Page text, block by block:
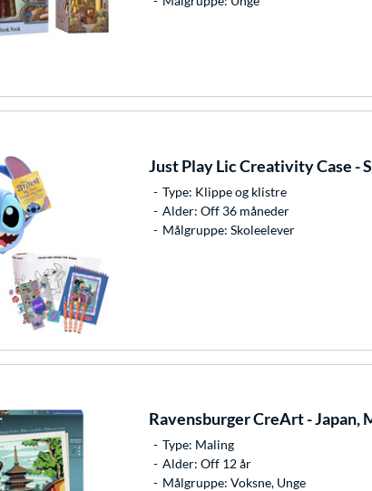
Just PlayLic Creativity Case -
Type: Klippe og klistre
Alder: Off 36 måneder
Målgruppe: Skoleelever
RavensburgerCreArt - Japan,
Type: Maling
Alder: Off 12 år
Målgruppe: Voksne, Unge